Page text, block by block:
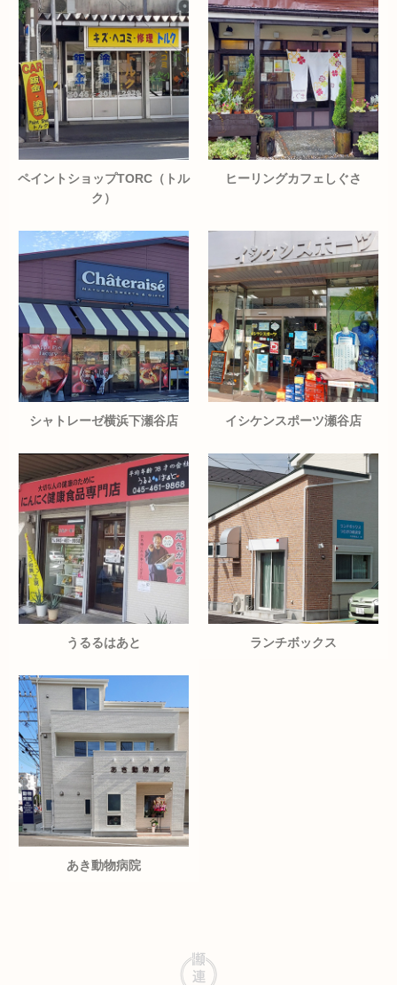
ペイントショップTORC（トル
ク）
ヒーリングカフェしぐさ
シャトレーゼ横浜下瀬谷店 イシケンスポーツ瀬谷店
うるるはあと ランチボックス
あき動物病院